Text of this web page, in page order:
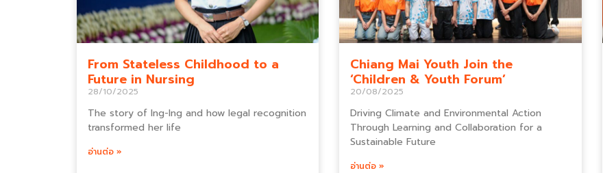
From Stateless Childhood to a
Future in Nursing
28/10/2025
The story of Ing-Ing and how legal recognition
transformed her life
อ่านต่อ »
Chiang Mai Youth Join the
‘Children & Youth Forum’
20/08/2025
Driving Climate and Environmental Action
Through Learning and Collaboration for a
Sustainable Future
อ่านต่อ »